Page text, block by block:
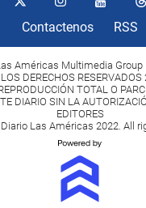
Contactenos RSS
Américas Multimedia Group
DERECHOS
TOTAL O
DIARIO SIN LA
EDITORES
Las Américas 2022. All